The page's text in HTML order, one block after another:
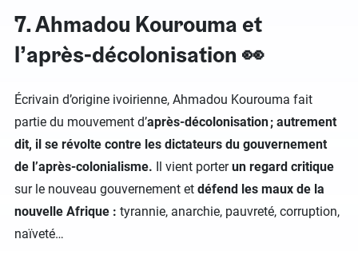
7. Ahmadou Kourouma et
l’après-décolonisation 👀
Écrivain d’origine ivoirienne, Ahmadou Kourouma fait
partie du mouvement d’après-décolonisation ; autrement
dit, il se révolte contre les dictateurs du gouvernement
de l’après-colonialisme. Il vient porterun regard critique
sur le nouveau gouvernement et défend les maux de la
nouvelle Afrique : tyrannie, anarchie, pauvreté, corruption,
naïveté…